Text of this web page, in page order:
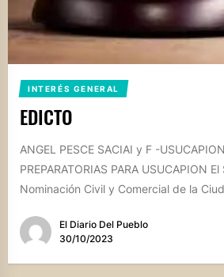
INTERÉS GENERAL
EDICTO
ANGEL PESCE SACIAI y F -
PREPARATORIAS PARA USUCAPION
Nominación Civil y Comercial de la
El Diario Del Pueblo
30/10/2023